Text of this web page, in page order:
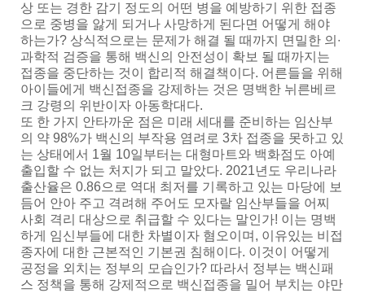
상 또는 경한 감기 정도의 어떤 병을 예방하기 위한 접종
으로 중병을 앓게 되거나 사망하게 된다면 어떻게 해야
하는가? 상식적으로는 문제가 해결 될 때까지 면밀한 의∙
과학적 검증을 통해 백신의 안전성이 확보 될 때까지는
접종을 중단하는 것이 합리적 해결책이다. 어른들을 위해
아이들에게 백신접종을 강제하는 것은 명백한 뉘른베르
크 강령의 위반이자 아동학대다.
또 한 가지 안타까운 점은 미래 세대를 준비하는 임산부
의 약 98%가 백신의 부작용 염려로 3차 접종을 못하고 있
는 상태에서 1월 10일부터는 대형마트와 백화점도 아예
출입할 수 없는 처지가 되고 말았다. 2021년도 우리나라
출산율은 0.86으로 역대 최저를 기록하고 있는 마당에 보
듬어 안아 주고 격려해 주어도 모자랄 임산부들을 어찌
사회 격리 대상으로 취급할 수 있다는 말인가! 이는 명백
하게 임신부들에 대한 차별이자 혐오이며, 이유있는 비접
종자에 대한 근본적인 기본권 침해이다. 이것이 어떻게
공정을 외치는 정부의 모습인가? 따라서 정부는 백신패
스 정책을 통해 강제적으로 백신접종을 밀어 부치는 야만